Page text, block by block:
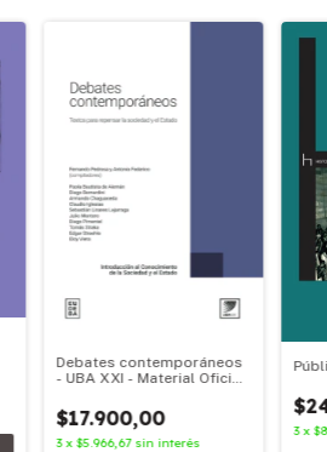
Debates contemporáneos
- UBA XXI - Material Oficial
$17.900,00
3 x$5.966,67 sin interés
3 x